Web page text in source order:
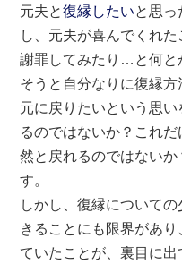
元夫と復縁したいと思っ
し、元夫が喜んでくれ
謝罪してみたり…と何と
そうと自分なりに復縁方
元に戻りたいという思
るのではないか？これ
然と戻れるのではない
す。
しかし、復縁について
きることにも限界があ
ていたことが、裏目に